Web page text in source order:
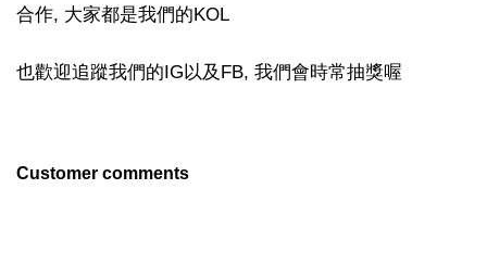
合作, 大家都是我們的KOL
也歡迎追蹤我們的IG以及FB, 我們會時常抽獎喔
Customer comments